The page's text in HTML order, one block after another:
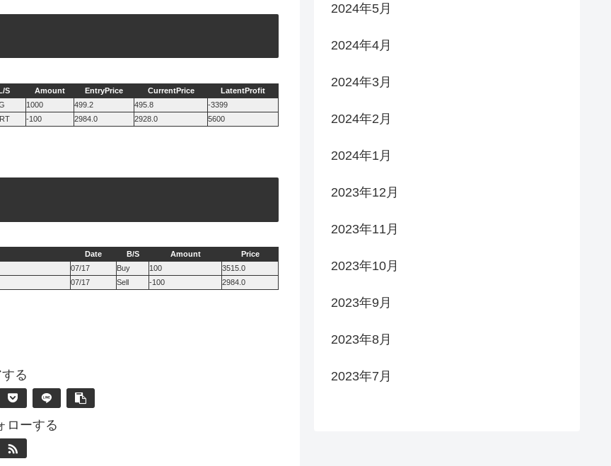
S Amount EntryPrice CurrentPrice
LatentProfit
1000 499.2 495.8
-3399
-100 2984.0 2928.0 5600
Date B/S Amount
Price
07/17 Buy 100
3515.0
07/17 Sell -100 2984.0
る
ローする
2024年5月
2024年4月
2024年3月
2024年2月
2024年1月
2023年12月
2023年11月
2023年10月
2023年9月
2023年8月
2023年7月